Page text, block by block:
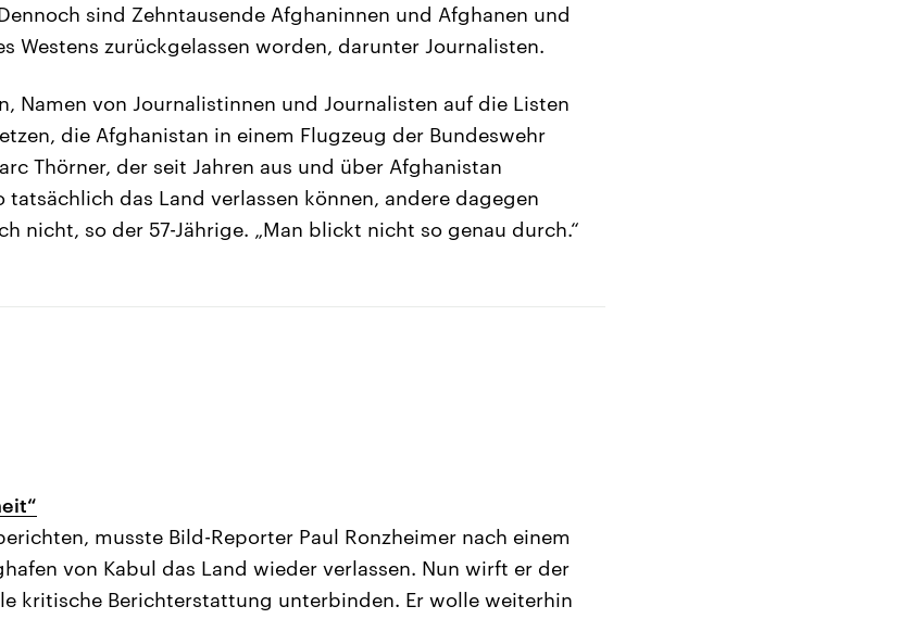
sind Zehntausende Afghaninnen und Afghanen und
Westens zurückgelassen worden, darunter Journalisten.
Namen von Journalistinnen und Journalisten auf die Listen
die Afghanistan in einem Flugzeug der Bundeswehr
Thörner, der seit Jahren aus und über Afghanistan
das Land verlassen können, andere dagegen
nicht, so der 57-Jährige. „Man blickt nicht so genau durch.“
musste Bild-Reporter Paul Ronzheimer nach einem
von Kabul das Land wieder verlassen. Nun wirft er der
kritische Berichterstattung unterbinden. Er wolle weiterhin